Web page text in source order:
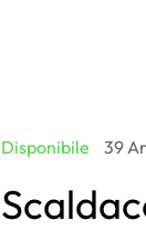
Disponibile 39